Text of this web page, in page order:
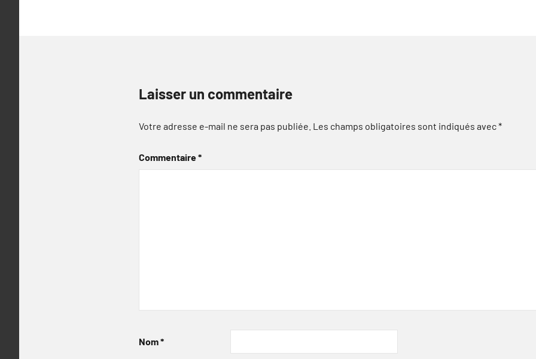
Laisser un commentaire
Votre adresse e-mail ne sera pas publiée. Les champs obligatoires sont indiqués avec*
Commentaire*
Nom*